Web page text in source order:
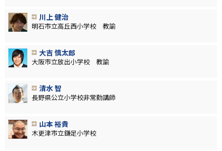
川上 健治
明石市立高丘西小学校 教諭
大吉 慎太郎
大阪市立放出小学校 教諭
清水 智
長野県公立小学校非常勤講師
山本 裕貴
木更津市立鎌足小学校